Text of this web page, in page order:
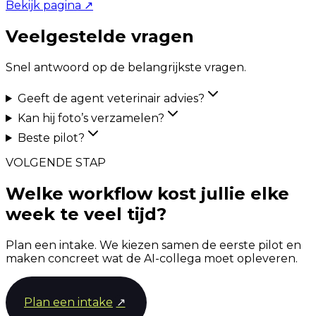
Bekijk pagina ↗
Veelgestelde vragen
Snel antwoord op de belangrijkste vragen.
Geeft de agent veterinair advies?
Kan hij foto’s verzamelen?
Beste pilot?
VOLGENDE STAP
Welke workflow kost jullie elke
week te veel tijd?
Plan een intake. We kiezen samen de eerste pilot en
maken concreet wat de AI-collega moet opleveren.
Plan een intake ↗